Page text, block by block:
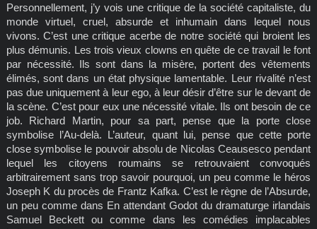
Personnellement, j’y vois une critique de la société capitaliste, du
monde virtuel, cruel, absurde et inhumain dans lequel nous
vivons. C’est une critique acerbe de notre société qui broient les
plus démunis. Les trois vieux clowns en quête de ce travail le font
par nécessité. Ils sont dans la misère, portent des vêtements
élimés, sont dans un état physique lamentable. Leur rivalité n’est
pas due uniquement à leur ego, à leur désir d’être sur le devant de
la scène. C’est pour eux une nécessité vitale. Ils ont besoin de ce
job. Richard Martin, pour sa part, pense que la porte close
symbolise l’Au-delà. L’auteur, quant lui, pense que cette porte
close symbolise le pouvoir absolu de Nicolas Ceausesco pendant
lequel les citoyens roumains se retrouvaient convoqués
arbitrairement sans trop savoir pourquoi, un peu comme le héros
Joseph K du procès de Frantz Kafka. C’est le règne de l’Absurde,
un peu comme dans En attendant Godot du dramaturge irlandais
Samuel Beckett ou comme dans les comédies implacables